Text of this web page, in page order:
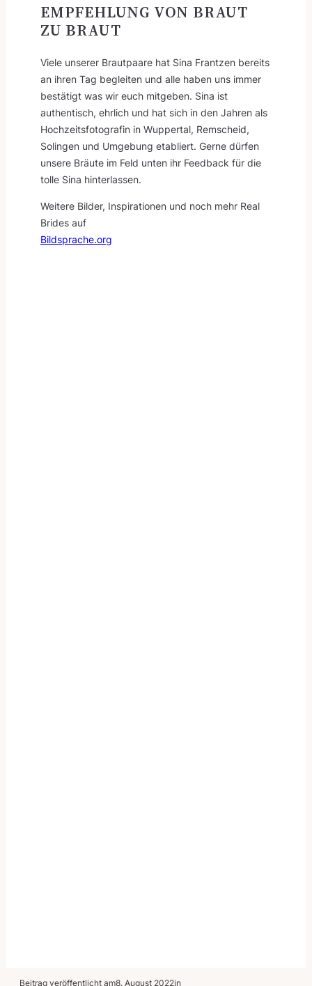
EMPFEHLUNG VON BRAUT
ZU BRAUT
Viele unserer Brautpaare hat Sina Frantzen bereits
an ihren Tag begleiten und alle haben uns immer
bestätigt was wir euch mitgeben. Sina ist
authentisch, ehrlich und hat sich in den Jahren als
Hochzeitsfotografin in Wuppertal, Remscheid,
Solingen und Umgebung etabliert. Gerne dürfen
unsere Bräute im Feld unten ihr Feedback für die
tolle Sina hinterlassen.
Weitere Bilder, Inspirationen und noch mehr Real
Brides auf
Bildsprache.org
Beitrag veröffentlicht am8. August 2022in